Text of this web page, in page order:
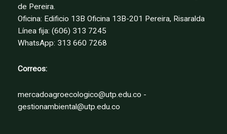
de Pereira.
Oficina: Edificio 13B Oficina 13B-201 Pereira, Risaralda
Línea fija: (606) 313 7245
WhatsApp: 313 660 7268
Correos:
mercadoagroecologico@utp.edu.co -
gestionambiental@utp.edu.co